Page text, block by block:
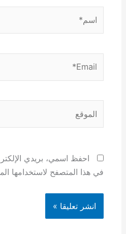
احفظ اسمي، بريدي
في هذا المتصفح لاستخدامها